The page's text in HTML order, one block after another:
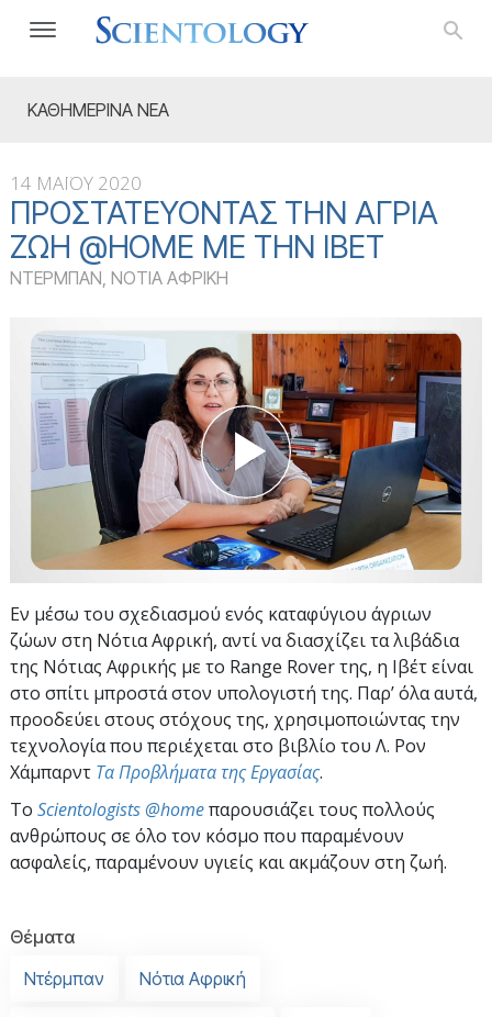
ΚΑΘΗΜΕΡΙΝΑ ΝΕΑ
14 ΜΑΪΟΥ 2020
ΠΡΟΣΤΑΤΕΎΟΝΤΑΣ ΤΗΝ ΆΓΡΙΑ
ΖΩΉ @HOME ΜΕ ΤΗΝ ΙΒΈΤ
ΝΤΕΡΜΠΑΝ, ΝΟΤΙΑ ΑΦΡΙΚΗ
Εν μέσω του σχεδιασμού ενός καταφύγιου άγριων
ζώων στη Νότια Αφρική, αντί να διασχίζει τα λιβάδια
της Νότιας Αφρικής με το Range Rover της, η Ιβέτ είναι
στο σπίτι μπροστά στον υπολογιστή της. Παρ’ όλα αυτά,
προοδεύει στους στόχους της, χρησιμοποιώντας την
τεχνολογία που περιέχεται στο βιβλίο του Λ. Ρον
Χάμπαρντ Τα Προβλήματα της Εργασίας.
To Scientologists @homeπαρουσιάζει τους πολλούς
ανθρώπους σε όλο τον κόσμο που παραμένουν
ασφαλείς, παραμένουν υγιείς και ακμάζουν στη ζωή.
Θέματα
Ντέρμπαν
Νότια Αφρική